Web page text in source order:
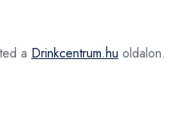
a Drinkcentrum.hu oldalon.